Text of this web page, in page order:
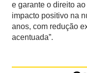
e garante o direito
impacto positivo na
anos, com redução
acentuada”.